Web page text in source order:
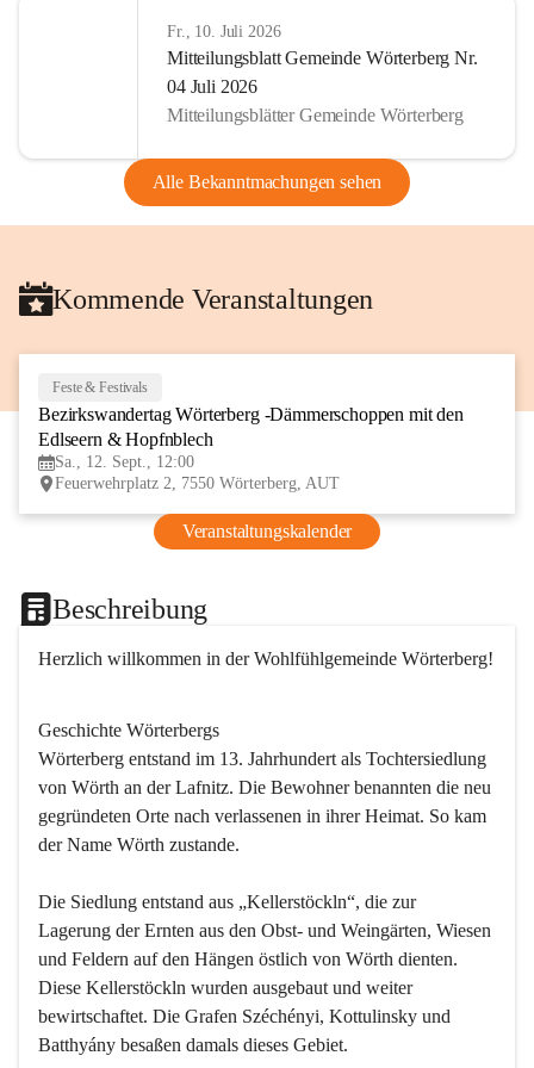
Fr., 10. Juli 2026
Mitteilungsblatt Gemeinde Wörterberg Nr.
04 Juli 2026
Mitteilungsblätter Gemeinde Wörterberg
Alle Bekanntmachungen sehen
Kommende Veranstaltungen
Feste & Festivals
Bezirkswandertag Wörterberg -Dämmerschoppen mit den
Edlseern & Hopfnblech
Sa., 12. Sept., 12:00
Feuerwehrplatz 2, 7550 Wörterberg, AUT
Veranstaltungskalender
Beschreibung
Herzlich willkommen in der Wohlfühlgemeinde Wörterberg!
Geschichte Wörterbergs
Wörterberg entstand im 13. Jahrhundert als Tochtersiedlung
von Wörth an der Lafnitz. Die Bewohner benannten die neu
gegründeten Orte nach verlassenen in ihrer Heimat. So kam
der Name Wörth zustande.
Die Siedlung entstand aus „Kellerstöckln“, die zur
Lagerung der Ernten aus den Obst- und Weingärten, Wiesen
und Feldern auf den Hängen östlich von Wörth dienten.
Diese Kellerstöckln wurden ausgebaut und weiter
bewirtschaftet. Die Grafen Széchényi, Kottulinsky und
Batthyány besaßen damals dieses Gebiet.